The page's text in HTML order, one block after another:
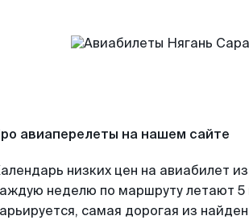
авиаперелеты на нашем сайте
низких цен на авиабилет
неделю по маршруту летают 5
самая дорогая из